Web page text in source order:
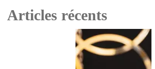
Articles récents